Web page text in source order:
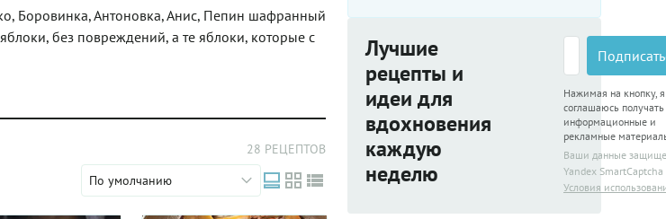
Боровинка, Антоновка, Анис, Пепин шафранный
без повреждений, а те яблоки, которые с
28 РЕЦЕПТОВ
По умолчанию
Лучшие
рецепты и
идеи для
вдохновения
каждую
неделю
Нажимая на кнопку, я
соглашаюсь получать
информационные и
рекламные
Ваши данные
Yandex SmartCaptcha
Условия